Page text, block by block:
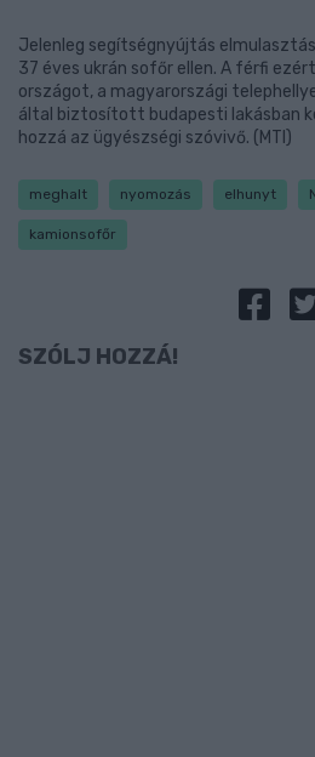
Jelenleg segítségnyújtás
37 éves ukrán sofőr ellen. A férfi
országot, a magyarországi
által biztosított budapesti lakásban
hozzá az ügyészségi szóvivő. (MTI)
meghalt nyomozás elhunyt
kamionsofőr
SZÓLJ HOZZÁ!